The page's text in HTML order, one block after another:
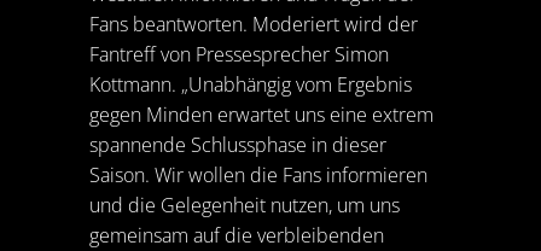
Fans beantworten. Moderiert wird der
Fantreff von Pressesprecher Simon
Kottmann. „Unabhängig vom Ergebnis
gegen Minden erwartet uns eine extrem
spannende Schlussphase in dieser
Saison. Wir wollen die Fans informieren
und die Gelegenheit nutzen, um uns
gemeinsam auf die verbleibenden